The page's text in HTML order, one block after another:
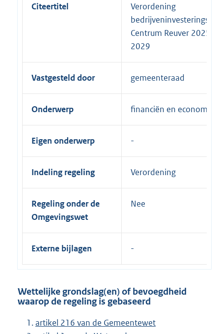
Citeertitel
Verordening
Centrum Reuver 2025-
2029
Vastgesteld door gemeenteraad
Onderwerp financiën en economie
Eigen onderwerp
Indeling regeling Verordening
Regeling onder de
Omgevingswet
Nee
Externe bijlagen
Wettelijke grondslag(en) of bevoegdheid
waarop de regeling is gebaseerd
artikel 216 van de Gemeentewet